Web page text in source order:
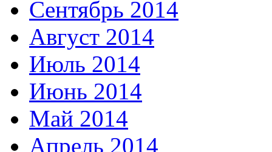
Сентябрь 2014
Август 2014
Июль 2014
Июнь 2014
Май 2014
Апрель 2014